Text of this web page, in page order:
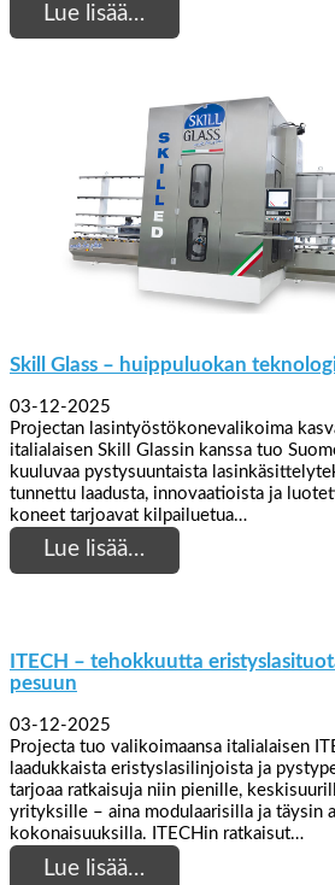
Lue lisää…
Skill Glass – huippuluokan
03-12-2025
Projectan lasintyöstökonevalikoima
italialaisen Skill Glassin kanssa tuo
kuuluvaa pystysuuntaista
tunnettu laadusta, innovaatioista ja
koneet tarjoavat kilpailuetua…
Lue lisää…
ITECH – tehokkuutta
pesuun
03-12-2025
Projecta tuo valikoimaansa italialaisen
laadukkaista eristyslasilinjoista ja
tarjoaa ratkaisuja niin pienille,
yrityksille – aina modulaarisilla ja täysin
kokonaisuuksilla. ITECHin ratkaisut…
Lue lisää…